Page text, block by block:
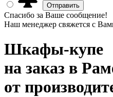
Спасибо за Ваше сообщение!
Наш менеджер свяжется с
Шкафы-купе
на заказ в
от